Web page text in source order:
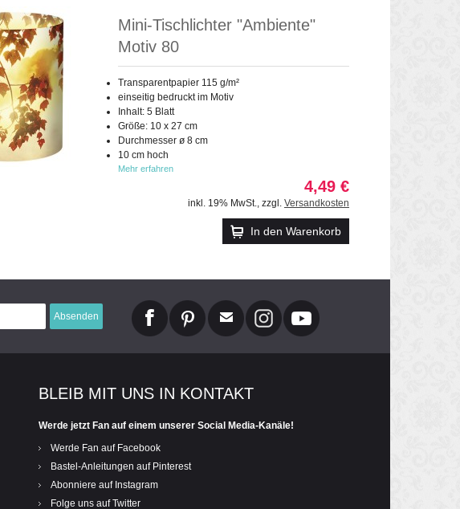
Mini-Tischlichter "Ambiente"
Motiv 80
Transparentpapier 115 g/m²
einseitig bedruckt im Motiv
Inhalt: 5 Blatt
Größe: 10 x 27 cm
Durchmesser ø 8 cm
10 cm hoch
Mehr erfahren
4,49 €
inkl. 19% MwSt., zzgl. Versandkosten
In den Warenkorb
Absenden
BLEIB MIT UNS IN KONTAKT
Werde jetzt Fan auf einem unserer Social Media-Kanäle!
Werde Fan auf Facebook
Bastel-Anleitungen auf Pinterest
Abonniere auf Instagram
Folge uns auf Twitter